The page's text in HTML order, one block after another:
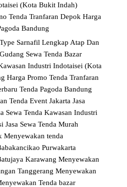
(Kota Bukit Indah)
Tenda Tranfaran DepokHarga
Bandung
Sarnafil Lengkap Atap Dan
Gudang Sewa Tenda Bazar
Industri Indotaisei (Kota
Harga Promo Tenda Tranfaran
Tenda Pagoda Bandung
Tenda Event JakartaJasa
Sewa Tenda Kawasan Industri
Jasa Sewa Tenda Murah
Menyewakan tenda
Purwakarta
KarawangMenyewakan
TanggerangMenyewakan
Tenda bazar